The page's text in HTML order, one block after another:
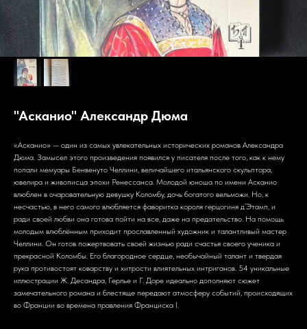
"Асканио" Александр Дюма
«Асканио» — один из самых увлекательных исторических романов Александра
Дюма. Замысел этого произведения появился у писателя после того, как к нему
попали мемуары Бенвенуто Челлини, величайшего итальянского скульптора,
ювелира и живописца эпохи Ренессанса. Молодой юноша по имени Асканио
влюблен в очаровательную девушку Коломбу, дочь богатого вельможи. Но, к
несчастью, в него самого влюбляется фаворитка короля герцогиня д’Этамп, и
ради своей любви она готова пойти на все, даже на предательство. На помощь
молодым влюблённым приходит прославленный художник и талантливый мастер
Челлини. Он готов пожертвовать своей жизнью ради счастья своего ученика и
прекрасной Коломбы. Его благородное сердце, необычайный талант и твердая
рука противостоят коварству и хитрости влиятельных интриганов. 54 уникальные
иллюстрации Ж. Десандра, Герлье и Г. Доре идеально дополняют сюжет
замечательного романа и блестяще передают атмосферу событий, происходящих
во Франции во времена правления Франциска I.